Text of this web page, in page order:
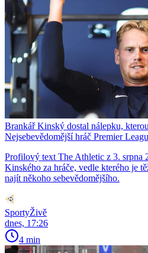
Brankář Kinský dostal nálepku,
Nejsebevědomější hráč Premier
Profilový text The Athletic z 3. srpna
Kinského za hráče, vedle kterého je
najít někoho sebevědomějšího.
SportyŽivě
dnes, 17:26
4 min